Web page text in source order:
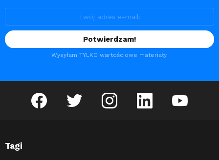
Wysyłam TYLKO wartościowe materiały.
facebook twitter instagram linkedin youtube
Tagi